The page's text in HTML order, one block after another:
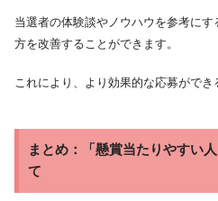
当選者の体験談やノウハウを参考に
方を改善することができます。
これにより、より効果的な応募ができ
まとめ：「懸賞当たりやすい
て